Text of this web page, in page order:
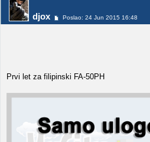
djox Poslao: 24 Jun 2015 16:48
Prvi let za filipinski FA-50PH